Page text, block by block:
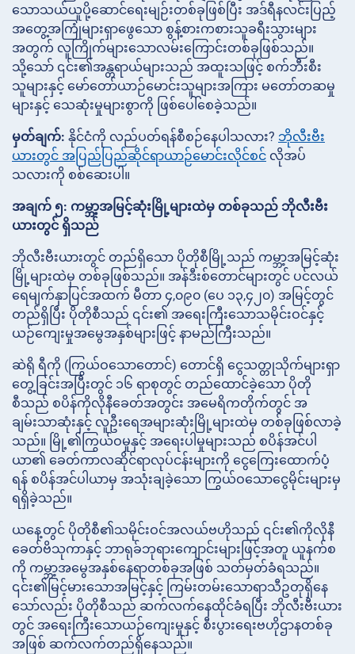
သောသယ်ယူပို့ဆောင်ရေးမျဉ်းတစ်ခုဖြစ်ပြီး အဒ်ရီနလင်းပြည့်
အတွေ့အကြုံများရှာဖွေသော စွန့်စားကစားသူခရီးသွားများ
အတွက် လူကြိုက်များသောလမ်းကြောင်းတစ်ခုဖြစ်သည်။
သို့သော် ၎င်း၏အန္တရာယ်များသည် အထူးသဖြင့် စက်ဘီးစီး
သူများနှင့် မော်တော်ယာဉ်မောင်းသူများအကြား မတော်တဆမှု
များနှင့် သေဆုံးမှုများစွာကို ဖြစ်ပေါ်စေခဲ့သည်။
မှတ်ချက်: နိုင်ငံကို လည်ပတ်ရန်စီစဉ်နေပါသလား? ဘိုလီးဗီး
ယားတွင် အပြည်ပြည်ဆိုင်ရာယာဉ်မောင်းလိုင်စင် လိုအပ်
သလားကို စစ်ဆေးပါ။
အချက် ၅: ကမ္ဘာ့အမြင့်ဆုံးမြို့များထဲမှ တစ်ခုသည် ဘိုလီးဗီး
ယားတွင် ရှိသည်
ဘိုလီးဗီးယားတွင် တည်ရှိသော ပိုတိုစီမြို့သည် ကမ္ဘာ့အမြင့်ဆုံး
မြို့များထဲမှ တစ်ခုဖြစ်သည်။ အန်ဒီးစ်တောင်များတွင် ပင်လယ်
ရေမျက်နှာပြင်အထက် မီတာ ၄,၀၉၀ (ပေ ၁၃,၄၂၀) အမြင့်တွင်
တည်ရှိပြီး ပိုတိုစီသည် ၎င်း၏ အရေးကြီးသောသမိုင်းဝင်နှင့်
ယဉ်ကျေးမှုအမွေအနှစ်များဖြင့် နာမည်ကြီးသည်။
ဆဲရို ရီကို (ကြွယ်ဝသောတောင်) တောင်ရှိ ငွေသတ္တုသိုက်များရှာ
တွေ့ခြင်းအပြီးတွင် ၁၆ ရာစုတွင် တည်ထောင်ခဲ့သော ပိုတို
စီသည် စပိန်ကိုလိုနီခေတ်အတွင်း အမေရိကတိုက်တွင် အ
ချမ်းသာဆုံးနှင့် လူဦးရေအများဆုံးမြို့များထဲမှ တစ်ခုဖြစ်လာခဲ့
သည်။ မြို့၏ကြွယ်ဝမှုနှင့် အရေးပါမှုများသည် စပိန်အင်ပါ
ယာ၏ ခေတ်ကာလဆိုင်ရာလုပ်ငန်းများကို ငွေကြေးထောက်ပံ့
ရန် စပိန်အင်ပါယာမှ အသုံးချခဲ့သော ကြွယ်ဝသောငွေမိုင်းများမှ
ရရှိခဲ့သည်။
ယနေ့တွင် ပိုတိုစီ၏သမိုင်းဝင်အလယ်ဗဟိုသည် ၎င်း၏ကိုလိုနီ
ခေတ်ဗိသုကာနှင့် ဘာရုခ်ဘုရားကျောင်းများဖြင့်အတူ ယူနက်စ
ကို ကမ္ဘာ့အမွေအနှစ်နေရာတစ်ခုအဖြစ် သတ်မှတ်ခံရသည်။
၎င်း၏မြင့်မားသောအမြင့်နှင့် ကြမ်းတမ်းသောရာသီဥတုရှိနေ
သော်လည်း ပိုတိုစီသည် ဆက်လက်နေထိုင်ခံရပြီး ဘိုလီးဗီးယား
တွင် အရေးကြီးသောယဉ်ကျေးမှုနှင့် စီးပွားရေးဗဟိုဌာနတစ်ခု
အဖြစ် ဆက်လက်တည်ရှိနေသည်။